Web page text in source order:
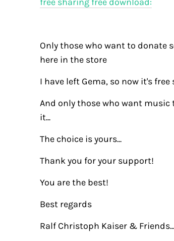
free sharing free download:
Only those who want to donate
here in the store
I have left Gema, so now it's free
And only those who want
it...
The choice is yours...
Thank you for your support!
You are the best!
Best regards
Ralf Christoph Kaiser & Friends...